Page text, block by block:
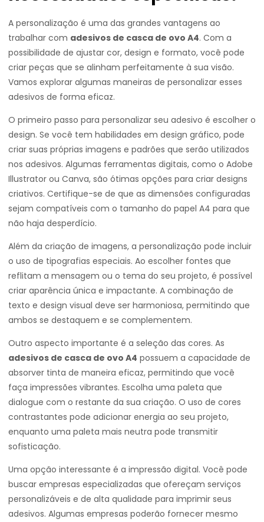
A personalização é uma das grandes vantagens ao
trabalhar com adesivos de casca de ovo A4. Com a
possibilidade de ajustar cor, design e formato, você pode
criar peças que se alinham perfeitamente à sua visão.
Vamos explorar algumas maneiras de personalizar esses
adesivos de forma eficaz.
O primeiro passo para personalizar seu adesivo é escolher o
design. Se você tem habilidades em design gráfico, pode
criar suas próprias imagens e padrões que serão utilizados
nos adesivos. Algumas ferramentas digitais, como o Adobe
Illustrator ou Canva, são ótimas opções para criar designs
criativos. Certifique-se de que as dimensões configuradas
sejam compatíveis com o tamanho do papel A4 para que
não haja desperdício.
Além da criação de imagens, a personalização pode incluir
o uso de tipografias especiais. Ao escolher fontes que
reflitam a mensagem ou o tema do seu projeto, é possível
criar aparência única e impactante. A combinação de
texto e design visual deve ser harmoniosa, permitindo que
ambos se destaquem e se complementem.
Outro aspecto importante é a seleção das cores. As
adesivos de casca de ovo A4 possuem a capacidade de
absorver tinta de maneira eficaz, permitindo que você
faça impressões vibrantes. Escolha uma paleta que
dialogue com o restante da sua criação. O uso de cores
contrastantes pode adicionar energia ao seu projeto,
enquanto uma paleta mais neutra pode transmitir
sofisticação.
Uma opção interessante é a impressão digital. Você pode
buscar empresas especializadas que ofereçam serviços
personalizáveis e de alta qualidade para imprimir seus
adesivos. Algumas empresas poderão fornecer mesmo